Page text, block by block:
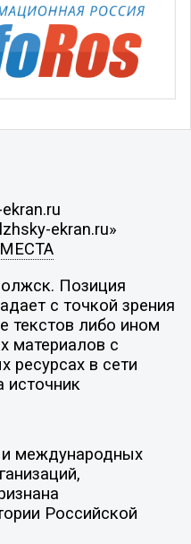
ekran.ru»
Позиция
с точкой зрения
текстов либо ином
материалов с
ресурсах в сети
источник
международных
Российской